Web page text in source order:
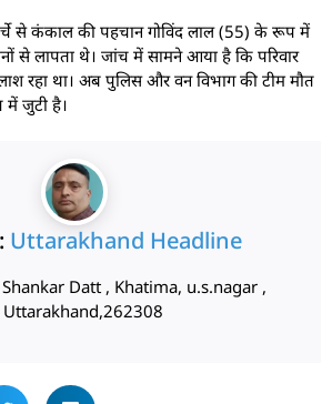
से कंकाल की पहचान गोविंद लाल (55) के रूप में
से लापता थे। जांच में सामने आया है कि परिवार
रहा था। अब पुलिस और वन विभाग की टीम मौत
में जुटी है।
Uttarakhand Headline
Datt , Khatima, u.s.nagar ,
Uttarakhand,262308